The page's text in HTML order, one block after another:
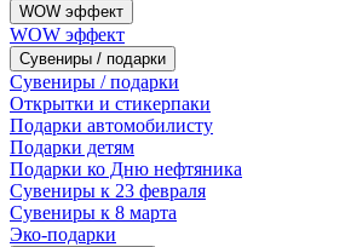
WOW эффект
WOW эффект
Сувениры / подарки
Сувениры / подарки
Открытки и стикерпаки
Подарки автомобилисту
Подарки детям
Подарки ко Дню нефтяника
Сувениры к 23 февраля
Сувениры к 8 марта
Эко-подарки